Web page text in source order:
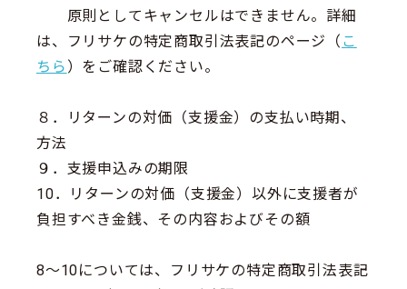
原則としてキャンセルはできません。詳細
は、フリサケの特定商取引法表記のページ（ こ
ちら ）をご確認ください。
８．リターンの対価（支援金）の支払い時期、
方法
９．支援申込みの期限
10．リターンの対価（支援金）以外に支援者が
負担すべき金銭、その内容およびその額
8～10については、フリサケの特定商取引法表記